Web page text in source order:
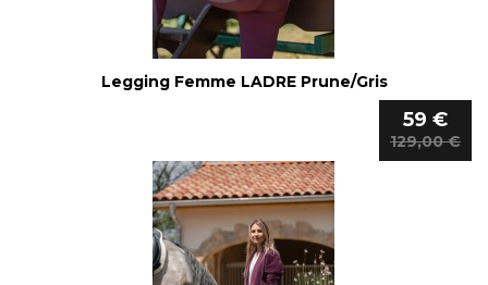
Legging Femme LADRE Prune/Gris
129,00 €
59 €